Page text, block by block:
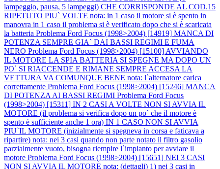
lampeggio, pausa, 5 lampeggi) CHE CORRISPONDE AL COD.15
RIPETUTO PIU` VOLTE nota: in 1 caso il motore si è spento in
manovra in 1 caso il problema si è verificato dopo che si è scaricata
la batteria Problema Ford Focus (1998>2004) [14919] MANCA DI
POTENZA SEMPRE GIA` DAI BASSI REGIMI E FUMA
NERO Problema Ford Focus (1998>2004) [15100] AVVIANDO
IL MOTORE LA SPIA BATTERIA SI SPEGNE MA DOPO UN
PO` SI RIACCENDE E RIMANE SEMPRE ACCESA LA
VETTURA VA COMUNQUE BENE nota: l`alternatore carica
correttamente Problema Ford Focus (1998>2004) [15246] MANCA
DI POTENZA AI BASSI REGIMI Problema Ford Focus
(1998>2004) [15311] IN 2 CASI A VOLTE NON SI AVVIA IL
MOTORE (il problema si verifica dopo un po` che il motore è
spento è sufficiente anche 1 ora) IN 1 CASO NON SI AVVIA
PIU`IL MOTORE (inizialmente si spegneva in corsa e faticava a
ripartire) nota: nei 3 casi quando non parte notato il filtro gasolio
parzialmente vuoto, bisogna riempire l`impianto per avviare il
motore Problema Ford Focus (1998>2004) [15651] NEI 3 CASI
NON SI AVVIA IL MOTORE nota: (dettagli) 1) nei 3 casi in